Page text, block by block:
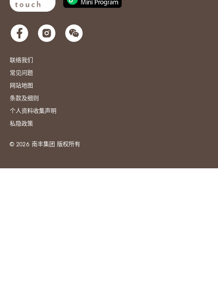
联络我们
常见问题
网站地图
条款及细则
个人资料收集声明
私隐政策
© 2026 南丰集团 版权所有